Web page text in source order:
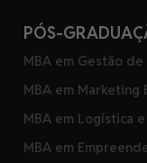
PÓS-
MBA em Gestão
MBA em Marketing
MBA em Logística
MBA em